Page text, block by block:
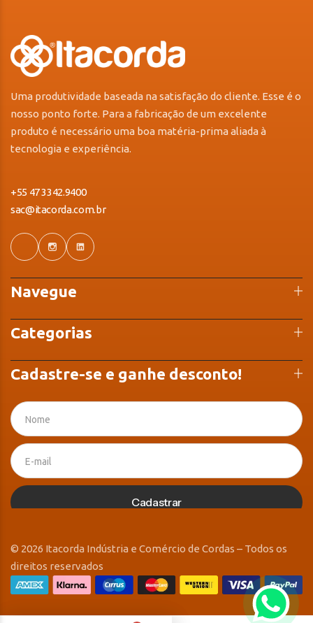
Uma produtividade baseada na satisfação do cliente. Esse é o
nosso ponto forte. Para a fabricação de um excelente
produto é necessário uma boa matéria-prima aliada à
tecnologia e experiência.
+55 47 3342.9400
sac@itacorda.com.br
Navegue
Categorias
Cadastre-se e ganhe desconto!
Cadastrar
© 2026 Itacorda Indústria e Comércio de Cordas – Todos os
direitos reservados